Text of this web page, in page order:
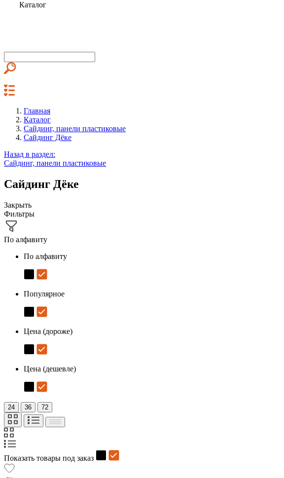
Каталог
Главная
Каталог
Сайдинг, панели пластиковые
Сайдинг Дёке
Назад в раздел:
Сайдинг, панели пластиковые
Сайдинг Дёке
Закрыть
Фильтры
По алфавиту
По алфавиту
Популярное
Цена (дороже)
Цена (дешевле)
24 36 72
Показать товары под заказ